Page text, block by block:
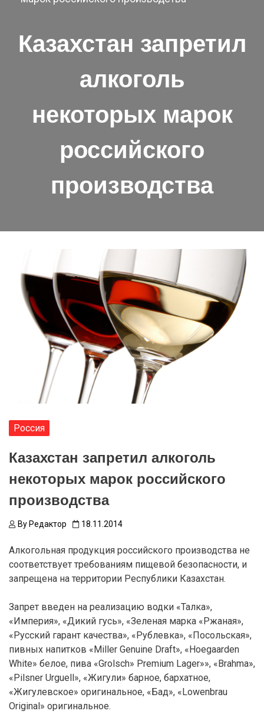
Казахстан запретил
алкоголь
некоторых марок
российского
производства
Россия
Казахстан запретил алкоголь
некоторых марок российского
производства
By Редактор 18.11.2014
Алкогольная продукция российского производства не
соответствует требованиям пищевой безопасности, и
запрещена на территории Республики Казахстан.
Запрет введен на реализацию водки «Талка»,
«Империя», «Дикий гусь», «Зеленая марка «Ржаная»,
«Русский гарант качества», «Рублевка», «Посольская»,
пивных напитков «Miller Genuine Draft», «Hoegaarden
White» белое, пива «Grolsch» Premium Lager»», «Brahma»,
«Pilsner Urguell», «Жигули» барное, бархатное,
«Жигулевское» оригинальное, «Бад», «Lowenbrau
Original» оригинальное.